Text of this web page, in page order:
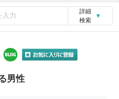
詳細
検索
▼
男性